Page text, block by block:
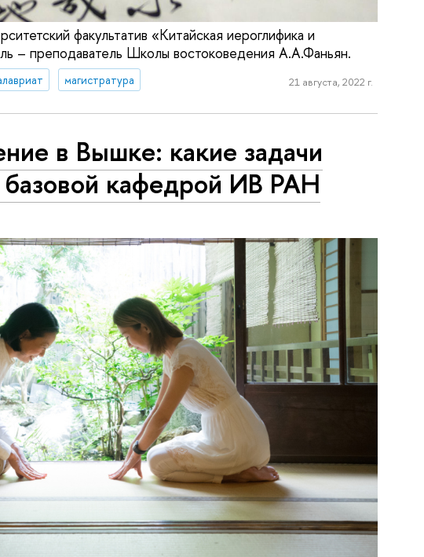
факультатив «Китайская иероглифика и
– преподаватель Школы востоковедения А.А.Фаньян.
магистратура 21 августа, 2022 г.
в Вышке: какие задачи
базовой кафедрой ИВ РАН